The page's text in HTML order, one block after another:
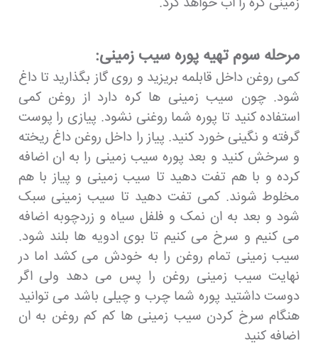
مرحله سوم تهیه پوره سیب زمینی:
کمی روغن داخل قابلمه بریزید و روی گاز بگذارید تا داغ
شود. چون سیب زمینی ها کره دارد از روغن کمی
استفاده کنید تا پوره شما روغنی نشود. پیازی را پوست
گرفته و نگینی خورد کنید. پیاز را داخل روغن داغ ریخته
و سرخش کنید و بعد پوره سیب زمینی را به ان اضافه
کرده و با هم تفت دهید تا سیب زمینی و پیاز با هم
مخلوط شوند. کمی تفت دهید تا سیب زمینی سبک
شود و بعد به ان نمک و فلفل سیاه و زردچوبه اضافه
می کنیم و سرخ می کنیم تا بوی ادویه ها بلند شود.
سیب زمینی تمام روغن را به خودش می کشد اما در
نهایت سیب زمینی روغن را پس می دهد ولی اگر
دوست داشتید پوره شما چرب و چیلی باشد می توانید
هنگام سرخ کردن سیب زمینی ها کم کم روغن به ان
اضافه کنید